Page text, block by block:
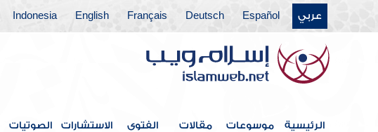
عربي Español
Deutsch
Français
English
Indonesia
الرئيسية موسوعات مقالات الفتوى الاستشارات الصوتيات